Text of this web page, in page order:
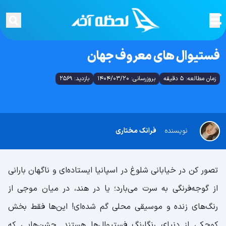
فستیوال های معروف جهان
زمان مطالعه: 5 دقیقه بروزرسانی: 1404/03/20 بازدید: 2569
فرانک مختاری نویسنده
تصور کن در خیابانی شلوغ در اسپانیا ایستاده‌ای و ناگهان بارانی
از گوجه‌فرنگی به سرت می‌بارد؛ یا در هند، در میان موجی از
رنگ‌های زنده و موسیقی محلی گم شده‌ای! این‌ها فقط بخش